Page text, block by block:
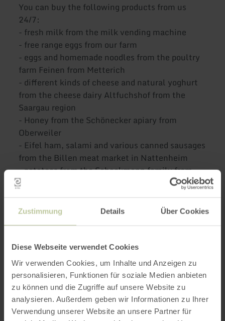
Zustimmung Details Über Cookies
Diese Webseite verwendet Cookies
Wir verwenden Cookies, um Inhalte und Anzeigen zu
personalisieren, Funktionen für soziale Medien anbieten
zu können und die Zugriffe auf unsere Website zu
analysieren. Außerdem geben wir Informationen zu Ihrer
Verwendung unserer Website an unsere Partner für
You can buy the following products from us
24/7:
- fresh milk from the milk vending machine
- free range eggs from our farm
- eggs and homemade noodles from the poultry
farm Feinen from Metterich
- different kinds of cheese and natural yoghurt
from the cheese dairy Altfuchshof from the
Saargau region
- Honey from the Schönecker apiary from
Oberweiler
- Eifel ham, salami and various canned sausages
from the Billen meat market in Nattenheim
- potatoes from the Schackmann family from
Prümzurlay
- various fruit spreads from our farm
Further
information